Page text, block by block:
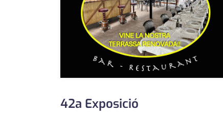
42a Exposició